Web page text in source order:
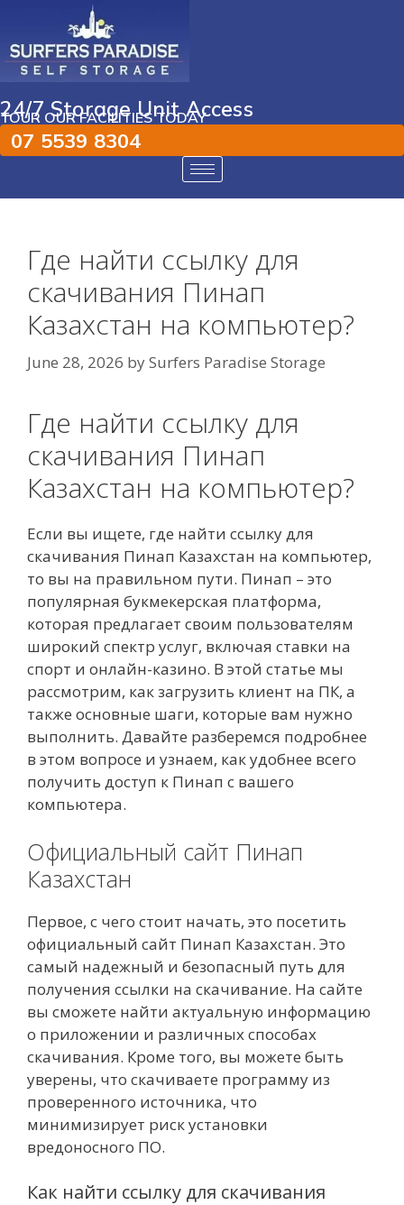
24/7 Storage Unit Access
TOUR OUR FACILITIES TODAY
07 5539 8304
Где найти ссылку для
скачивания Пинап
Казахстан на компьютер?
June 28, 2026 bySurfers Paradise Storage
Где найти ссылку для
скачивания Пинап
Казахстан на компьютер?
Если вы ищете, где найти ссылку для
скачивания Пинап Казахстан на компьютер,
то вы на правильном пути. Пинап – это
популярная букмекерская платформа,
которая предлагает своим пользователям
широкий спектр услуг, включая ставки на
спорт и онлайн-казино. В этой статье мы
рассмотрим, как загрузить клиент на ПК, а
также основные шаги, которые вам нужно
выполнить. Давайте разберемся подробнее
в этом вопросе и узнаем, как удобнее всего
получить доступ к Пинап с вашего
компьютера.
Официальный сайт Пинап
Казахстан
Первое, с чего стоит начать, это посетить
официальный сайт Пинап Казахстан. Это
самый надежный и безопасный путь для
получения ссылки на скачивание. На сайте
вы сможете найти актуальную информацию
о приложении и различных способах
скачивания. Кроме того, вы можете быть
уверены, что скачиваете программу из
проверенного источника, что
минимизирует риск установки
вредоносного ПО.
Как найти ссылку для скачивания